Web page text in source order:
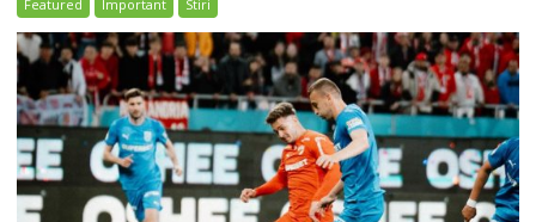
Featured Important Stiri